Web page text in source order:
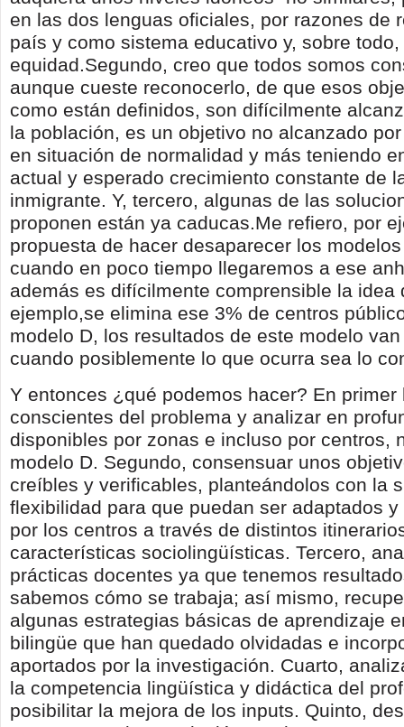
en las dos lenguas oficiales, por razones de
país y como sistema educativo y, sobre
equidad.Segundo, creo que todos somos
aunque cueste reconocerlo, de que esos
como están definidos, son difícilmente
la población, es un objetivo no alcanzado
en situación de normalidad y más teniendo
actual y esperado crecimiento constante de
inmigrante. Y, tercero, algunas de las
proponen están ya caducas.Me refiero, por
propuesta de hacer desaparecer los
cuando en poco tiempo llegaremos a ese
además es difícilmente comprensible la idea
ejemplo,se elimina ese 3% de centros
modelo D, los resultados de este modelo
cuando posiblemente lo que ocurra sea lo
Y entonces ¿qué podemos hacer? En primer
conscientes del problema y analizar en
disponibles por zonas e incluso por centros,
modelo D. Segundo, consensuar unos
creíbles y verificables, planteándolos con la
flexibilidad para que puedan ser adaptados
por los centros a través de distintos
características sociolingüísticas. Tercero,
prácticas docentes ya que tenemos
sabemos cómo se trabaja; así mismo,
algunas estrategias básicas de aprendizaje
bilingüe que han quedado olvidadas e
aportados por la investigación. Cuarto,
la competencia lingüística y didáctica del
posibilitar la mejora de los inputs. Quinto,